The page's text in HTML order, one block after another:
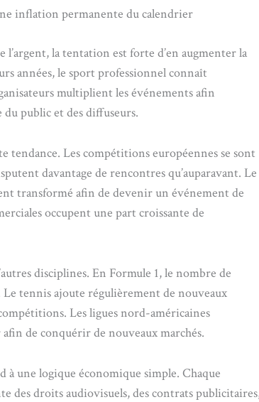
inflation permanente du calendrier
la tentation est forte d’en augmenter la
années, le sport professionnel connaît
multiplient les événements afin
du public et des diffuseurs.
tendance. Les compétitions européennes se sont
davantage de rencontres qu’auparavant. Le
transformé afin de devenir un événement de
occupent une part croissante de
disciplines. En Formule 1, le nombre de
tennis ajoute régulièrement de nouveaux
Les ligues nord-américaines
de conquérir de nouveaux marchés.
une logique économique simple. Chaque
des droits audiovisuels, des contrats